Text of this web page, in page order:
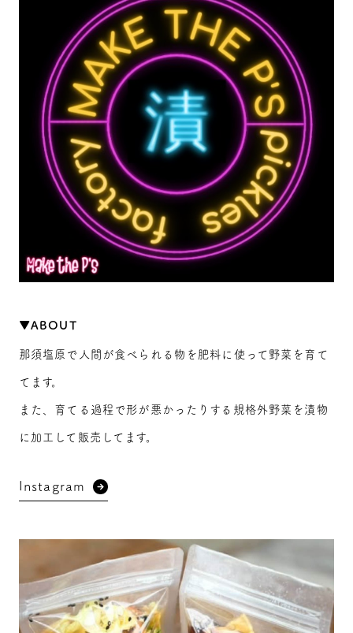
▼ABOUT
那須塩原で人間が食べられる物を肥料に使って野菜を育て
てます。
また、育てる過程で形が悪かったりする規格外野菜を漬物
に加工して販売してます。
Instagram